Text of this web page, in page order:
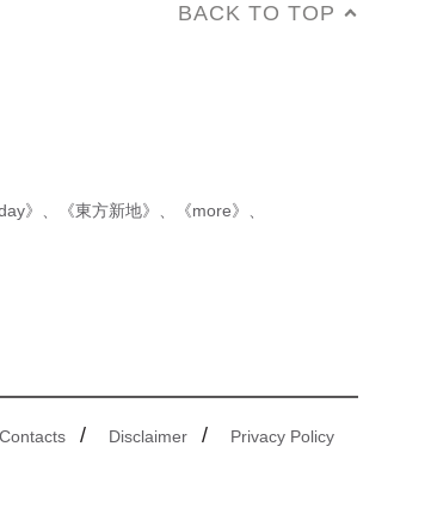
BACK TO TOP
》 《東方新地》 《more》
Contacts / Disclaimer / Privacy Policy